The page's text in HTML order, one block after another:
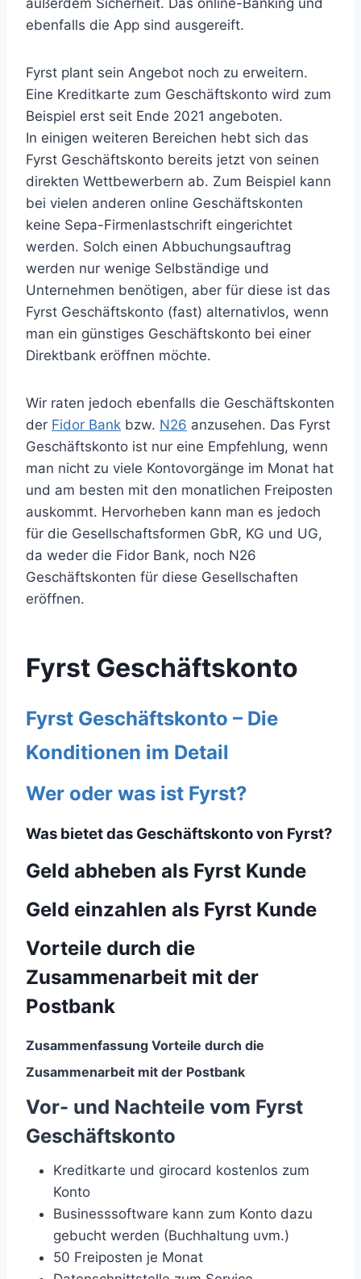
außerdem Sicherheit. Das online-Banking und
ebenfalls die App sind ausgereift.
Fyrst plant sein Angebot noch zu erweitern.
Eine Kreditkarte zum Geschäftskonto wird zum
Beispiel erst seit Ende 2021 angeboten.
In einigen weiteren Bereichen hebt sich das
Fyrst Geschäftskonto bereits jetzt von seinen
direkten Wettbewerbern ab. Zum Beispiel kann
bei vielen anderen online Geschäftskonten
keine Sepa-Firmenlastschrift eingerichtet
werden. Solch einen Abbuchungsauftrag
werden nur wenige Selbständige und
Unternehmen benötigen, aber für diese ist das
Fyrst Geschäftskonto (fast) alternativlos, wenn
man ein günstiges Geschäftskonto bei einer
Direktbank eröffnen möchte.
Wir raten jedoch ebenfalls die Geschäftskonten
der Fidor Bank bzw. N26 anzusehen. Das Fyrst
Geschäftskonto ist nur eine Empfehlung, wenn
man nicht zu viele Kontovorgänge im Monat hat
und am besten mit den monatlichen Freiposten
auskommt. Hervorheben kann man es jedoch
für die Gesellschaftsformen GbR, KG und UG,
da weder die Fidor Bank, noch N26
Geschäftskonten für diese Gesellschaften
eröffnen.
Fyrst Geschäftskonto
Fyrst Geschäftskonto – Die
Konditionen im Detail
Wer oder was ist Fyrst?
Was bietet das Geschäftskonto von Fyrst?
Geld abheben als Fyrst Kunde
Geld einzahlen als Fyrst Kunde
Vorteile durch die
Zusammenarbeit mit der
Postbank
Zusammenfassung Vorteile durch die
Zusammenarbeit mit der Postbank
Vor- und Nachteile vom Fyrst
Geschäftskonto
Kreditkarte und girocard kostenlos zum
Konto
Businesssoftware kann zum Konto dazu
gebucht werden (Buchhaltung uvm.)
50 Freiposten je Monat